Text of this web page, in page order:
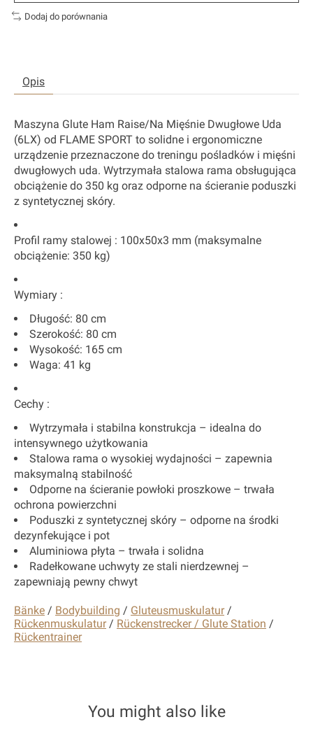
Dodaj do porównania
Opis
Maszyna Glute Ham Raise/Na Mięśnie Dwugłowe Uda
(6LX) od FLAME SPORT to solidne i ergonomiczne
urządzenie przeznaczone do treningu pośladków i mięśni
dwugłowych uda. Wytrzymała stalowa rama obsługująca
obciążenie do 350 kg oraz odporne na ścieranie poduszki
z syntetycznej skóry.
Profil ramy stalowej : 100x50x3 mm (maksymalne
obciążenie: 350 kg)
Wymiary :
Długość: 80 cm
Szerokość: 80 cm
Wysokość: 165 cm
Waga: 41 kg
Cechy :
Wytrzymała i stabilna konstrukcja – idealna do
intensywnego użytkowania
Stalowa rama o wysokiej wydajności – zapewnia
maksymalną stabilność
Odporne na ścieranie powłoki proszkowe – trwała
ochrona powierzchni
Poduszki z syntetycznej skóry – odporne na środki
dezynfekujące i pot
Aluminiowa płyta – trwała i solidna
Radełkowane uchwyty ze stali nierdzewnej –
zapewniają pewny chwyt
Bänke / Bodybuilding / Gluteusmuskulatur/
Rückenmuskulatur/ Rückenstrecker / Glute Station /
Rückentrainer
You might also like